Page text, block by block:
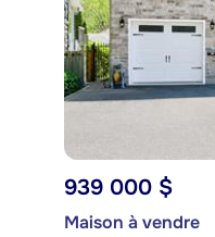
939 000 $
Maison à vendre